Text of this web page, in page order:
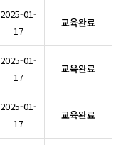
2025-01-
17
교육완료
2025-01-
17
교육완료
2025-01-
17
교육완료